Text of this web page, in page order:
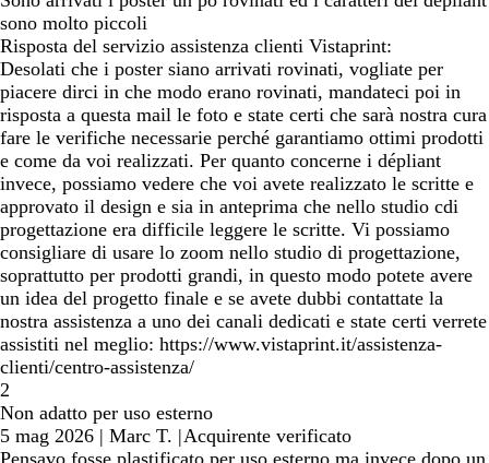
sono molto piccoli
Risposta del servizio assistenza clienti Vistaprint:
Desolati che i poster siano arrivati rovinati, vogliate per
piacere dirci in che modo erano rovinati, mandateci poi in
risposta a questa mail le foto e state certi che sarà nostra cura
fare le verifiche necessarie perché garantiamo ottimi prodotti
e come da voi realizzati. Per quanto concerne i dépliant
invece, possiamo vedere che voi avete realizzato le scritte e
approvato il design e sia in anteprima che nello studio cdi
progettazione era difficile leggere le scritte. Vi possiamo
consigliare di usare lo zoom nello studio di progettazione,
soprattutto per prodotti grandi, in questo modo potete avere
un idea del progetto finale e se avete dubbi contattate la
nostra assistenza a uno dei canali dedicati e state certi verrete
assistiti nel meglio: https://www.vistaprint.it/assistenza-
clienti/centro-assistenza/
2
Non adatto per uso esterno
5 mag 2026 | Marc T. |Acquirente verificato
Pensavo fosse plastificato per uso esterno ma invece dopo un